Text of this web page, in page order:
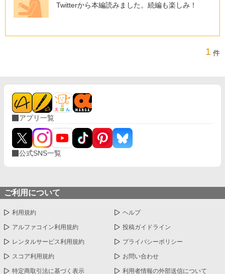
Twitterから本編読みました。続編も楽しみ！
1 件
アプリ一覧
公式SNS一覧
ご利用について
利用規約 ヘルプ
アルファコイン利用規約 投稿ガイドライン
レンタルサービス利用規約 プライバシーポリシー
スコア利用規約 お問い合わせ
特定商取引法に基づく表示 利用者情報の外部送信について